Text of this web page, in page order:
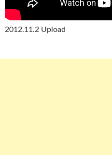
2012.11.2 Upload